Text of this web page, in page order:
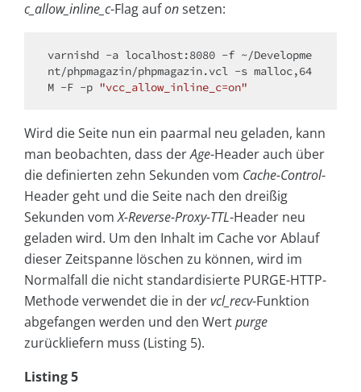
c_allow_inline_c-Flag aufonsetzen:
varnishd -a localhost:8080 -f ~/Developme
nt/phpmagazin/phpmagazin.vcl -s malloc,64
M -F -p "vcc_allow_inline_c=on"
Wird die Seite nun ein paarmal neu geladen, kann
man beobachten, dass derAge-Header auch über
die definierten zehn Sekunden vom Cache-Control-
Header geht und die Seite nach den dreißig
Sekunden vomX-Reverse-Proxy-TTL-Header neu
geladen wird. Um den Inhalt im Cache vor Ablauf
dieser Zeitspanne löschen zu können, wird im
Normalfall die nicht standardisierte PURGE-HTTP-
Methode verwendet die in dervcl_recv-Funktion
abgefangen werden und den Wertpurge
zurückliefern muss (Listing 5).
Listing 5